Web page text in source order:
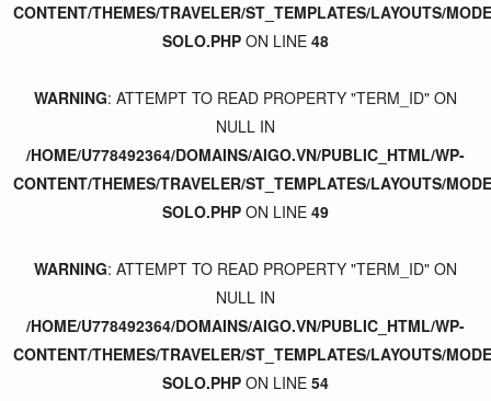
CONTENT/THEMES/TRAVELER/ST_TEMPLATES/LAYOUTS/
SOLO.PHP ON LINE 48
WARNING: ATTEMPT TO READ PROPERTY "TERM_ID" ON
NULL IN
/HOME/U778492364/DOMAINS/AIGO.VN/PUBLIC_HTML/WP-
CONTENT/THEMES/TRAVELER/ST_TEMPLATES/LAYOUTS/
SOLO.PHP ON LINE 49
WARNING: ATTEMPT TO READ PROPERTY "TERM_ID" ON
NULL IN
/HOME/U778492364/DOMAINS/AIGO.VN/PUBLIC_HTML/WP-
CONTENT/THEMES/TRAVELER/ST_TEMPLATES/LAYOUTS/
SOLO.PHP ON LINE 54